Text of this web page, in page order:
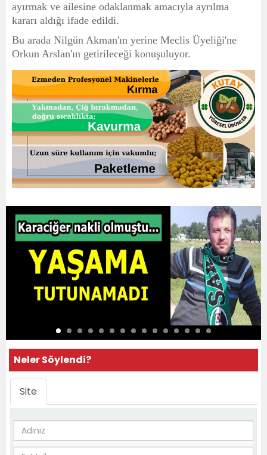
ayırmak ve ailesine odaklanmak amacıyla ayrılma
kararı aldığı ifade edildi.
Bu arada Nilgün Akman'ın yerine Meclis Üyeliği'ne
Orkun Arslan'ın getirileceği konuşuluyor.
Neler Söylendi?
Site